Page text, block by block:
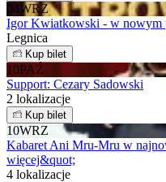
04WRZ
Igor Kwiatkowski - w nowym
Legnica
Kup bilet
10PAŹ
Support: Cezary Sadowski
2 lokalizacje
Kup bilet
10WRZ
Kabaret Ani Mru-Mru w
więcej&quot;
4 lokalizacje